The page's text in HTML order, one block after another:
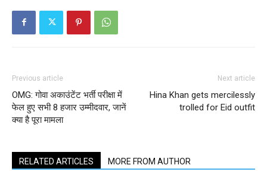
Previous article
OMG: गोवा अकाउंटेंट भर्ती परीक्षा में
फेल हुए सभी 8 हजार उम्मीदवार, जानें
क्या है पूरा मामला
Next article
Hina Khan gets mercilessly
trolled for Eid outfit
RELATED ARTICLES MORE FROM AUTHOR